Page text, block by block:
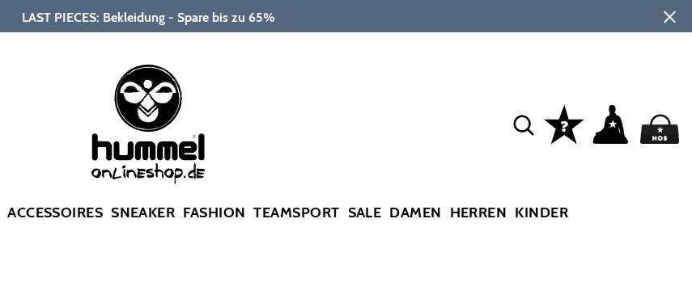
LAST PIECES: Bekleidung - Spare bis zu 65%
ACCESSOIRES SNEAKER FASHION TEAMSPORT SALE DAMEN HERREN KINDER